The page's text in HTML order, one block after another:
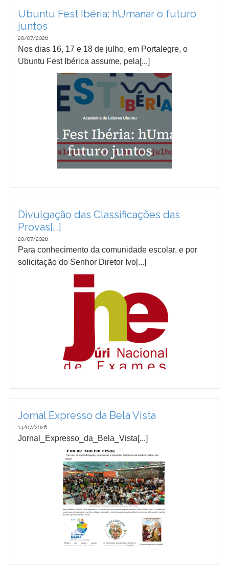
Ubuntu Fest Ibéria: hUmanar o futuro
juntos
20/07/2026
Nos dias 16, 17 e 18 de julho, em Portalegre, o
Ubuntu Fest Ibérica assume, pela[...]
Divulgação das Classificações das
Provas[...]
20/07/2026
Para conhecimento da comunidade escolar, e por
solicitação do Senhor Diretor Ivo[...]
Jornal Expresso da Bela Vista
14/07/2026
Jornal_Expresso_da_Bela_Vista[...]